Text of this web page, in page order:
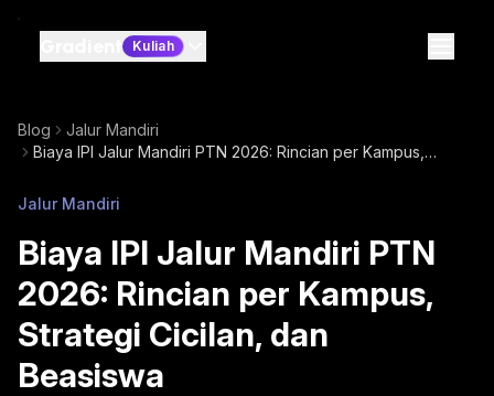
Kuliah
Blog
Jalur Mandiri
Biaya IPI Jalur Mandiri PTN 2026: Rincian per Kampus,
Jalur Mandiri
Biaya IPI Jalur Mandiri PTN
2026: Rincian per Kampus,
Strategi Cicilan, dan
Beasiswa